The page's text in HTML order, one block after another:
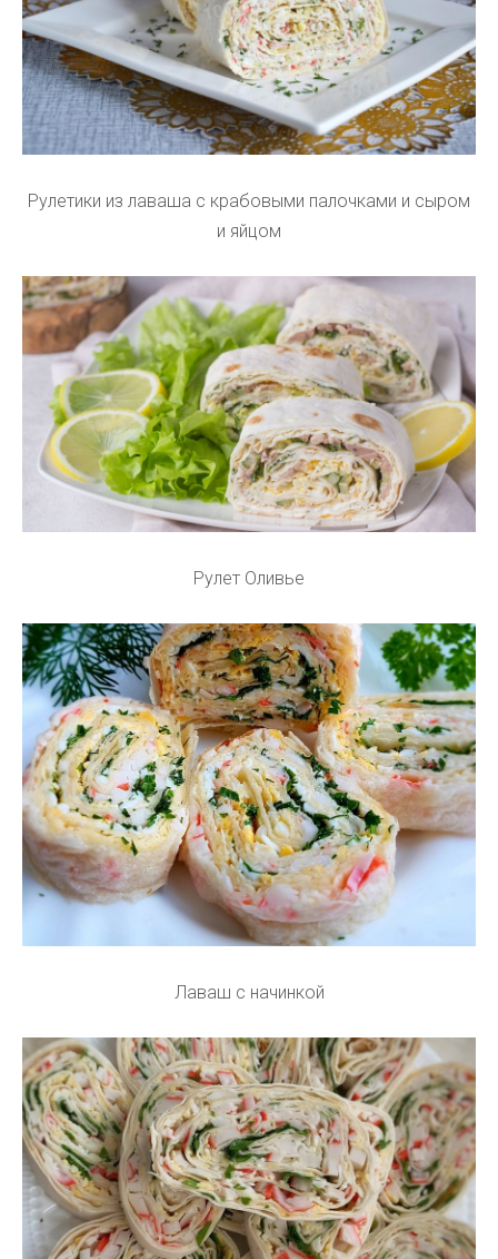
Рулетики из лаваша с крабовыми палочками и сыром
и яйцом
Рулет Оливье
Лаваш с начинкой